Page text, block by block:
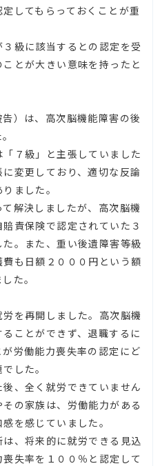
してもらっておくことが重
級に該当するとの認定を受
とが大きい意味を持ったと
）は、高次脳機能障害の後
７級」と主張していました
変更しており、適切な反論
ました。
解決しましたが、高次脳機
責保険で認定されていた３
。また、重い後遺障害等級
も日額２０００円という額
た。
を再開しました。高次脳機
ことができず、退職するに
労働能力喪失率の認定にど
した。
、全く就労できていません
の家族は、労働能力がある
を感じていました。
、将来的に就労できる見込
失率を１００％と認定して